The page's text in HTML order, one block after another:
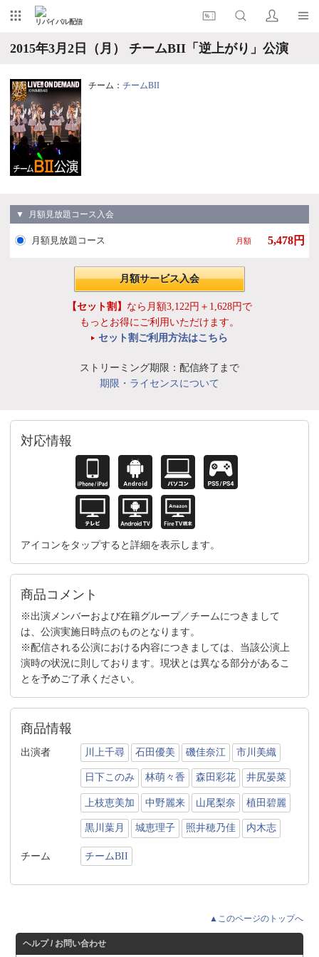
リバイバル配信
2015年3月2日（月） チームBII「逆上がり」公演
チーム： チームBII
▼ 月額見放題コース入会
月額見放題コース 月額 5,478円
月額サービス入会
【セット割】 なら月額3,122円＋1,628円で
もっとお得にご利用いただけます。
セット割ご利用方法はこちら
ストリーミング期限：配信終了まで
期限・ライセンスについて
対応情報
アイコンをタップすると詳細を表示します。
商品コメント
※出演メンバーおよび在籍グループ／チームにつきまして
は、公演実施日時点のものとなります。
※配信される公演における内容につきましては、当該公演上
演時の状況に則しております。現状とは異なる部分があるこ
とを予めご了承ください。
商品情報
出演者 川上千尋 石田優美 磯佳奈江 市川美織
日下このみ 林萌々香 森田彩花 井尻晏菜
上枝恵美加 中野麗来 山尾梨奈 植田碧麗
黒川葉月 城恵理子 照井穂乃佳 内木志
チーム チームBII
▲このページのトップへ
ヘルプ / お問い合わせ